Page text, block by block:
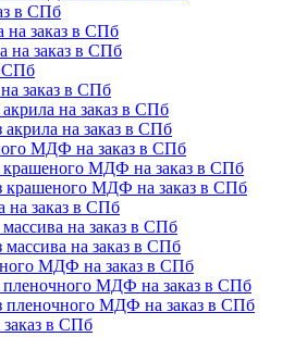
в СПб
на заказ в СПб
на заказ в СПб
СПб
заказ в СПб
на заказ в СПб
акрила на заказ в СПб
МДФ на заказ в СПб
крашеного МДФ на заказ в СПб
крашеного МДФ на заказ в СПб
на заказ в СПб
на заказ в СПб
массива на заказ в СПб
МДФ на заказ в СПб
пленочного МДФ на заказ в СПб
пленочного МДФ на заказ в СПб
в СПб